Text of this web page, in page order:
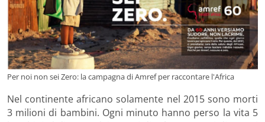
Per noi non sei Zero: la campagna di Amref per raccontare l'Africa
Nel continente africano solamente nel 2015 sono morti
3 milioni di bambini. Ogni minuto hanno perso la vita 5